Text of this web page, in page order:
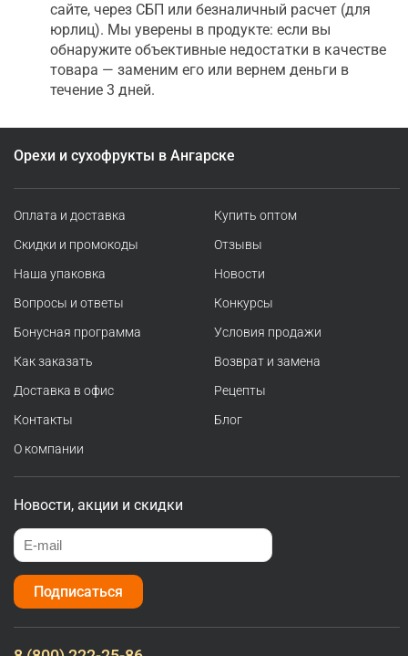
сайте, через СБП или безналичный расчет (для
юрлиц). Мы уверены в продукте: если вы
обнаружите объективные недостатки в качестве
товара — заменим его или вернем деньги в
течение 3 дней.
Орехи и сухофрукты в Ангарске
Оплата и доставка
Скидки и промокоды
Наша упаковка
Вопросы и ответы
Бонусная программа
Как заказать
Доставка в офис
Контакты
О компании
Купить оптом
Отзывы
Новости
Конкурсы
Условия продажи
Возврат и замена
Рецепты
Блог
Новости, акции и скидки
Подписаться